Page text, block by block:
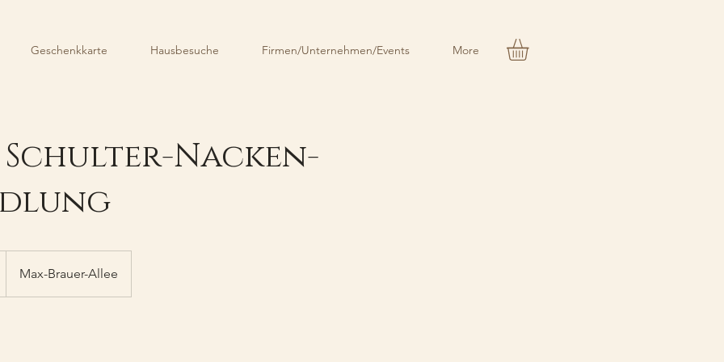
Geschenkkarte Hausbesuche Firmen/Unternehmen/Events More
Schulter-Nacken-
Max-Brauer-Allee